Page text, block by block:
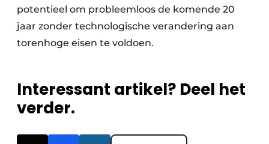
potentieel om probleemloos de komende 20
jaar zonder technologische verandering aan
torenhoge eisen te voldoen.
Interessant artikel? Deel het
verder.